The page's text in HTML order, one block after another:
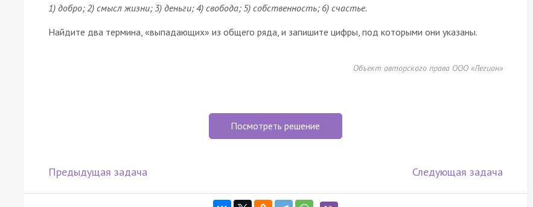
1) добро; 2) смысл жизни; 3) деньги; 4) свобода; 5) собственность; 6) счастье.
Найдите два термина, «выпадающих» из общего ряда, и запишите цифры, под которыми они указаны.
Объект авторского права ООО «Легион»
Посмотреть решение
Предыдущая задача Следующая задача